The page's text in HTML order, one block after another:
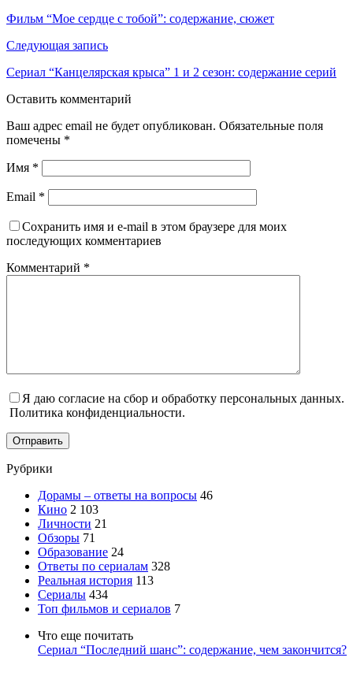
Фильм “Мое сердце с тобой”: содержание, сюжет
Следующая запись
Сериал “Канцелярская крыса” 1 и 2 сезон: содержание серий
Оставить комментарий
Ваш адрес email не будет опубликован. Обязательные поля
помечены *
Имя *
Email *
Сохранить имя и e-mail в этом браузере для моих
последующих комментариев
Комментарий *
Я даю согласие на сбор и обработку персональных данных.
Политика конфиденциальности.
Отправить
Рубрики
Дорамы – ответы на вопросы 46
Кино 2 103
Личности 21
Обзоры 71
Образование 24
Ответы по сериалам 328
Реальная история 113
Сериалы 434
Топ фильмов и сериалов 7
Что еще почитать
Сериал “Последний шанс”: содержание, чем закончится?